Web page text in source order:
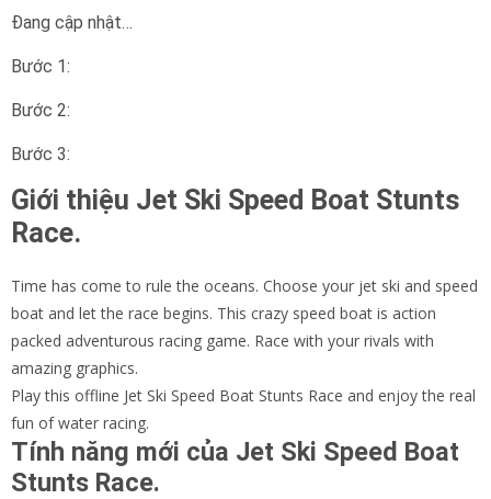
Đang cập nhật…
Bước 1:
Bước 2:
Bước 3:
Giới thiệu Jet Ski Speed Boat Stunts
Race.
Time has come to rule the oceans. Choose your jet ski and speed
boat and let the race begins. This crazy speed boat is action
packed adventurous racing game. Race with your rivals with
amazing graphics.
Play this offline Jet Ski Speed Boat Stunts Race and enjoy the real
fun of water racing.
Tính năng mới của Jet Ski Speed Boat
Stunts Race.